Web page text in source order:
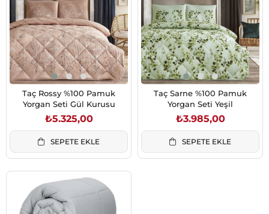
Taç Rossy %100 Pamuk
Yorgan Seti Gül Kurusu
₺5.325,00
SEPETE EKLE
Taç Sarne %100 Pamuk
Yorgan Seti Yeşil
₺3.985,00
SEPETE EKLE